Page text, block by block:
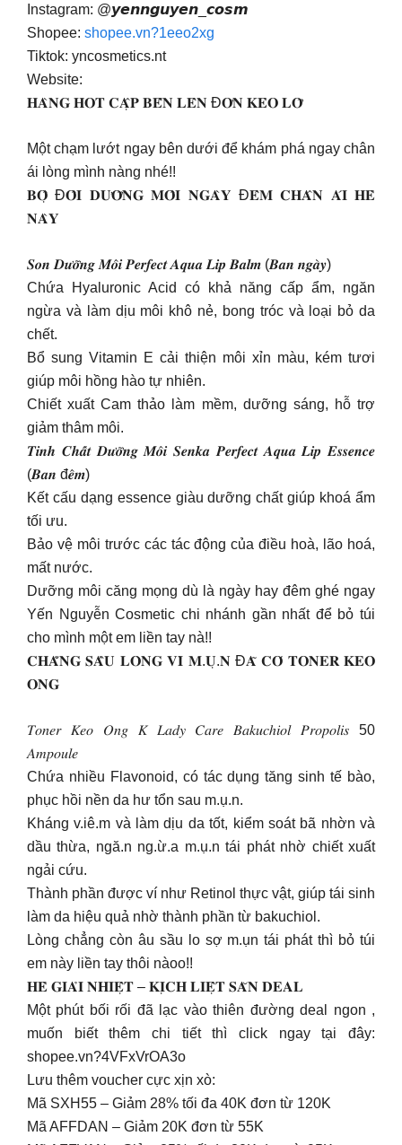
Instagram: @𝙮𝙚𝙣𝙣𝙜𝙪𝙮𝙚𝙣_𝙘𝙤𝙨𝙢
Shopee: shopee.vn?1eeo2xg
Tiktok: yncosmetics.nt
Website:
𝐇𝐀̀𝐍𝐆 𝐇𝐎𝐓 𝐂𝐀̣̂𝐏 𝐁𝐄̂́𝐍 𝐋𝐄̂𝐍 Đ𝐎̛𝐍 𝐊𝐄̉𝐎 𝐋𝐎̛̃
Một chạm lướt ngay bên dưới để khám phá ngay chân
ái lòng mình nàng nhé!!
𝐁𝐎̣̂ Đ𝐎̂𝐈 𝐃𝐔̛𝐎̛̃𝐍𝐆 𝐌𝐎̂𝐈 𝐍𝐆𝐀̀𝐘 Đ𝐄̂𝐌 𝐂𝐇𝐀̂𝐍 𝐀́𝐈 𝐇𝐄̀
𝐍𝐀̀𝐘
𝑺𝒐𝒏 𝑫𝒖̛𝒐̛̃𝒏𝒈 𝑴𝒐̂𝒊 𝑷𝒆𝒓𝒇𝒆𝒄𝒕 𝑨𝒒𝒖𝒂 𝑳𝒊𝒑 𝑩𝒂𝒍𝒎 (𝑩𝒂𝒏 𝒏𝒈𝒂̀𝒚)
Chứa Hyaluronic Acid có khả năng cấp ẩm, ngăn
ngừa và làm dịu môi khô nẻ, bong tróc và loại bỏ da
chết.
Bổ sung Vitamin E cải thiện môi xỉn màu, kém tươi
giúp môi hồng hào tự nhiên.
Chiết xuất Cam thảo làm mềm, dưỡng sáng, hỗ trợ
giảm thâm môi.
𝑻𝒊𝒏𝒉 𝑪𝒉𝒂̂́𝒕 𝑫𝒖̛𝒐̛̃𝒏𝒈 𝑴𝒐̂𝒊 𝑺𝒆𝒏𝒌𝒂 𝑷𝒆𝒓𝒇𝒆𝒄𝒕 𝑨𝒒𝒖𝒂 𝑳𝒊𝒑 𝑬𝒔𝒔𝒆𝒏𝒄𝒆
(𝑩𝒂𝒏 đ𝒆̂𝒎)
Kết cấu dạng essence giàu dưỡng chất giúp khoá ẩm
tối ưu.
Bảo vệ môi trước các tác động của điều hoà, lão hoá,
mất nước.
Dưỡng môi căng mọng dù là ngày hay đêm ghé ngay
Yến Nguyễn Cosmetic chi nhánh gần nhất để bỏ túi
cho mình một em liền tay nà!!
𝐂𝐇𝐀̆̉𝐍𝐆 𝐒𝐀̂̀𝐔 𝐋𝐎̀𝐍𝐆 𝐕𝐈̀ 𝐌.𝐔̣.𝐍 Đ𝐀̃ 𝐂𝐎́ 𝐓𝐎𝐍𝐄𝐑 𝐊𝐄𝐎
𝐎𝐍𝐆
𝑇𝑜𝑛𝑒𝑟 𝐾𝑒𝑜 𝑂𝑛𝑔 𝐾 𝐿𝑎𝑑𝑦 𝐶𝑎𝑟𝑒 𝐵𝑎𝑘𝑢𝑐ℎ𝑖𝑜𝑙 𝑃𝑟𝑜𝑝𝑜𝑙𝑖𝑠 50
𝐴𝑚𝑝𝑜𝑢𝑙𝑒
Chứa nhiều Flavonoid, có tác dụng tăng sinh tế bào,
phục hồi nền da hư tổn sau m.ụ.n.
Kháng v.iê.m và làm dịu da tốt, kiểm soát bã nhờn và
dầu thừa, ngă.n ng.ừ.a m.ụ.n tái phát nhờ chiết xuất
ngải cứu.
Thành phần được ví như Retinol thực vật, giúp tái sinh
làm da hiệu quả nhờ thành phần từ bakuchiol.
Lòng chẳng còn âu sầu lo sợ m.ụn tái phát thì bỏ túi
em này liền tay thôi nàoo!!
𝐇𝐄̀ 𝐆𝐈𝐀̉𝐈 𝐍𝐇𝐈𝐄̣̂𝐓 – 𝐊𝐈̣𝐂𝐇 𝐋𝐈𝐄̣̂𝐓 𝐒𝐀̆𝐍 𝐃𝐄𝐀𝐋
Một phút bối rối đã lạc vào thiên đường deal ngon ,
muốn biết thêm chi tiết thì click ngay tại đây:
shopee.vn?4VFxVrOA3o
Lưu thêm voucher cực xịn xò:
Mã SXH55 – Giảm 28% tối đa 40K đơn từ 120K
Mã AFFDAN – Giảm 20K đơn từ 55K